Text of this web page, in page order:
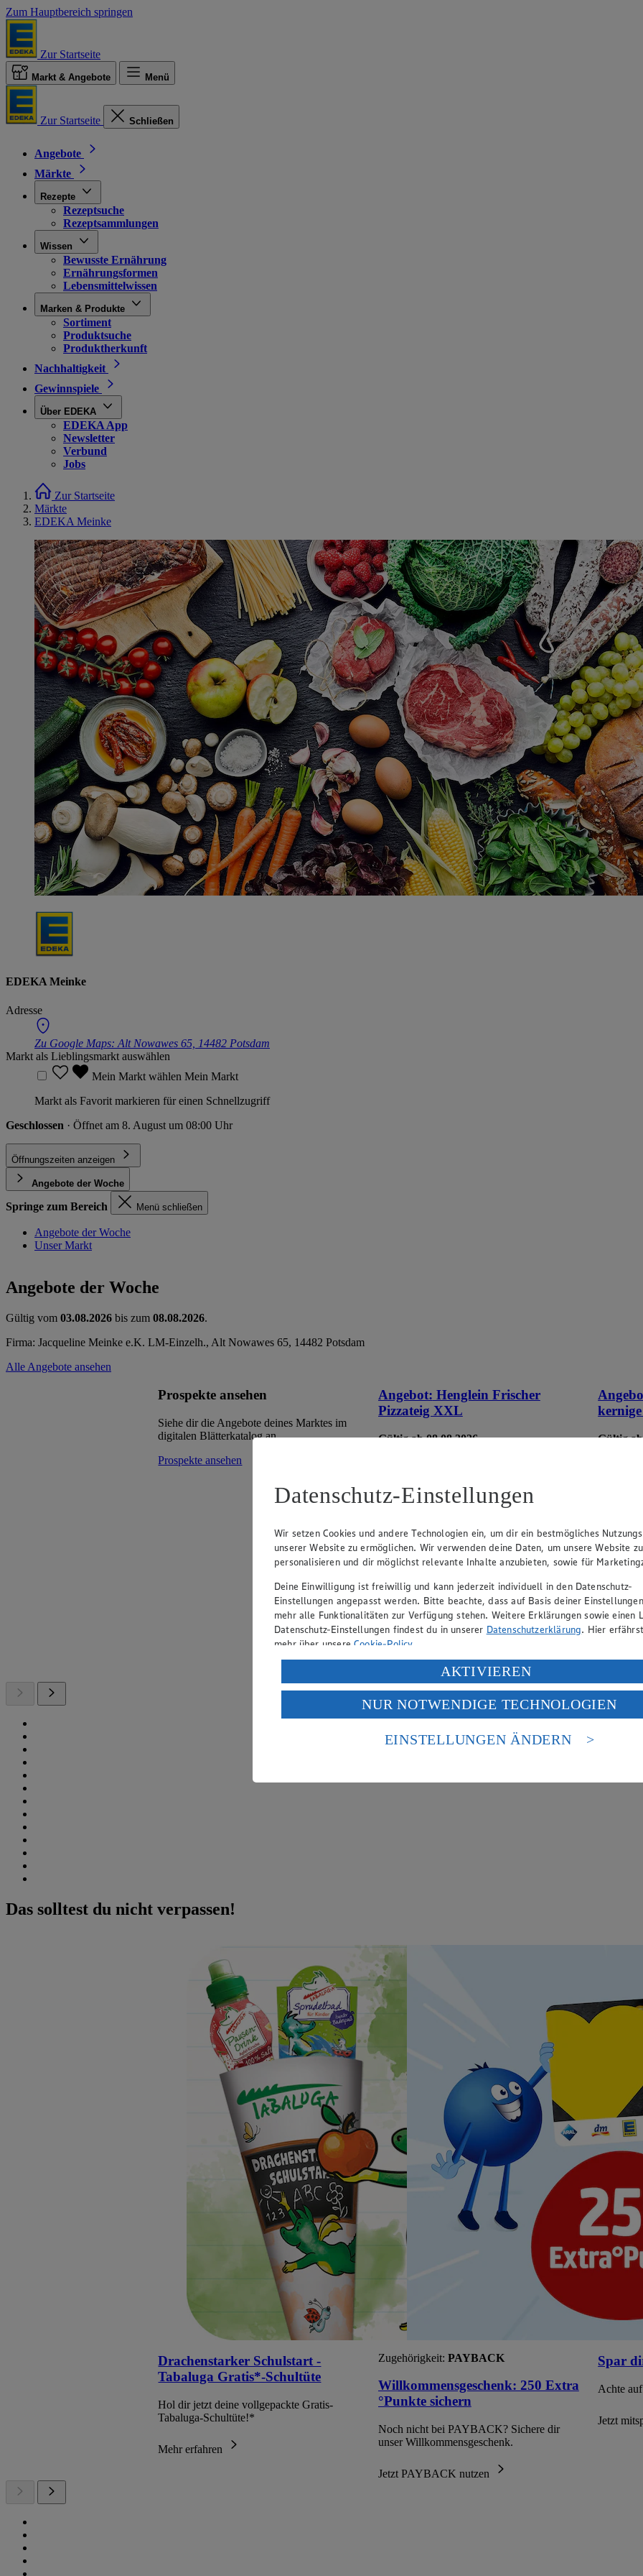
Zum Hauptbereich springen
Zur Startseite
Markt & Angebote Menü
Zur Startseite Schließen
Angebote
Märkte
Rezepte
Rezeptsuche
Rezeptsammlungen
Wissen
Bewusste Ernährung
Ernährungsformen
Lebensmittelwissen
Marken & Produkte
Sortiment
Produktsuche
Produktherkunft
Nachhaltigkeit
Gewinnspiele
Über EDEKA
EDEKA App
Newsletter
Verbund
Jobs
Zur Startseite
Märkte
EDEKA Meinke
EDEKA Meinke
Adresse
Zu Google Maps: Alt Nowawes 65, 14482 Potsdam
Markt als Lieblingsmarkt auswählen
Mein Markt wählen Mein Markt
Markt als Favorit markieren für einen Schnellzugriff
Geschlossen · Öffnet am 8. August um 08:00 Uhr
Öffnungszeiten anzeigen
Angebote der Woche
Springe zum Bereich Menü schließen
Angebote der Woche
Unser Markt
Angebote der Woche
Gültig vom 03.08.2026 bis zum 08.08.2026.
Firma: Jacqueline Meinke e.K. LM‑Einzelh., Alt Nowawes 65, 14482 Potsdam
Alle Angebote ansehen
Prospekte ansehen
Siehe dir die Angebote deines Marktes im
digitalen Blätterkatalog an.
Prospekte ansehen
Angebot: Henglein Frischer
Pizzateig XXL
Gültig ab 08.08.2026
auf Backpapier, schmeckt wie selbstgemacht,
Gültig
500g
Das solltest du nicht verpassen!
Drachenstarker Schulstart -
Tabaluga Gratis*-Schultüte
Hol dir jetzt deine vollgepackte Gratis-
Tabaluga-Schultüte!*
Mehr erfahren
Zugehörigkeit: PAYBACK
Willkommensgeschenk: 250 Extra
°Punkte sichern
Noch nicht bei PAYBACK? Sichere dir
unser Willkommensgeschenk.
Jetzt PAYBACK nutzen
Spar
Achte
Jetzt
Datenschutz-Einstellungen
Wir setzen Cookies und andere Technologien ein, um dir ein bestmögliches
unserer Website zu ermöglichen. Wir verwenden deine Daten, um unsere Website zu
personalisieren und dir möglichst relevante Inhalte anzubieten, sowie für
Deine Einwilligung ist freiwillig und kann jederzeit individuell in den Datenschutz-
Einstellungen angepasst werden. Bitte beachte, dass auf Basis deiner
mehr alle Funktionalitäten zur Verfügung stehen. Weitere Erklärungen sowie einen
Datenschutz-Einstellungen findest du in unserer Datenschutzerklärung. Hier
mehr über unsereCookie-Policy.
Verarbeitung deiner personenbezogenen Daten in den USA durch Facebook und
Wenn du auf „Aktivieren“ klickst, willigst du im Sinne des Art. 49 Abs. 1 Satz 1 lit.
ein, dass deine Daten in den USA verarbeitet werden. Der EuGH sieht die USA als
einem nach europäischen Standards nicht angemessenen Datenschutzniveau an. Es
Risiko eines Zugriffs durch US-amerikanische Behörden.
AKTIVIEREN
NUR NOTWENDIGE TECHNOLOGIEN
EINSTELLUNGEN ÄNDERN